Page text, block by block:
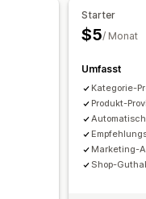
von Links
in Echtzeit
Starter
$5/ Monat
Umfasst
Kategorie-
Produkt-
Marketing-
Shop-